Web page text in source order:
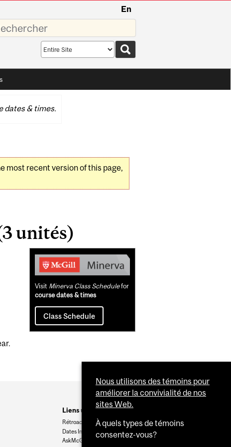
En
Search
scope
dates & times.
most recent version of this page,
unités)
Related
Content
Visit Minerva Class Schedulefor
course dates & times
Class Schedule
Liens utiles
Rétroaction
Dates Importantes
AskMcGill
Nous utilisons des témoins pour
améliorer la convivialité de nos
sites Web.
À quels types de témoins
consentez-vous?